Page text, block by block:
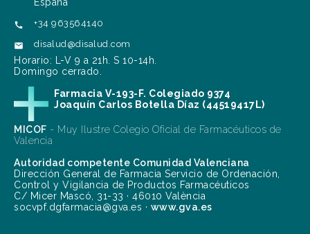
 +34 963564140
 disalud@disalud.com
Horario: L-V 9 a 21h. S 10-14h.
Domingo cerrado.
Farmacia V-193-F. Colegiado 9374
Joaquín Carlos Botella Díaz (44519417L)
MICOF - Muy Ilustre Colegio Oficial de Farmacéuticos de
Valencia
Autoridad competente Comunidad Valenciana
Dirección General de Farmacia Servicio de Ordenación,
Control y Vigilancia de Productos Farmacéuticos
C/ Micer Mascó, 31-33 · 46010 València
socvpf.dgfarmacia@gva.es · www.gva.es